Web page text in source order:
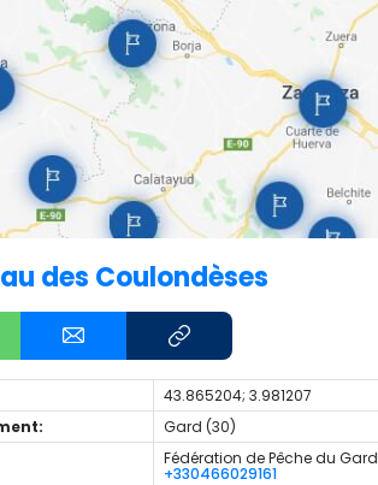
des Coulondèses
43.865204; 3.981207
Gard (30)
Fédération de Pêche du Gard
+330466029161